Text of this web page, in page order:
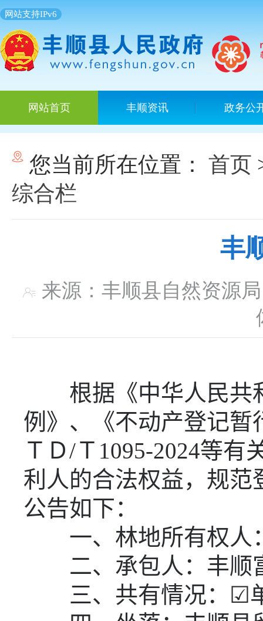
网站支持IPv6
网站首页 丰顺资讯 政务公
您当前所在位置： 首页
综合栏
丰
来源：丰顺县自然
根据《中华人民共
例》、《不动产登记暂
ＴＤ/Ｔ 1095-2024等有
利人的合法权益，规范
公告如下：
一、林地所有权人
二、承包人：丰顺
三、共有情况：☑